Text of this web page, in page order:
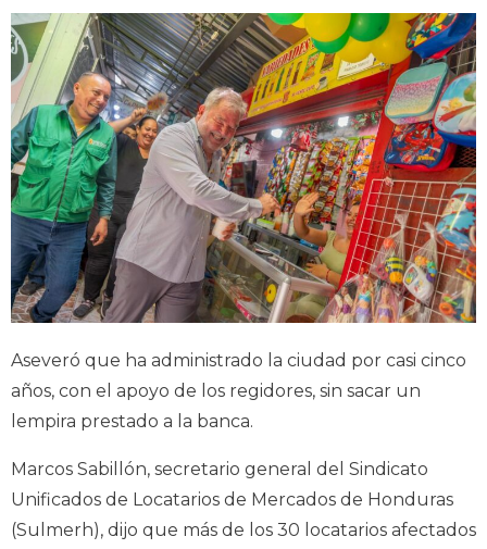
Aseveró que ha administrado la ciudad por casi cinco
años, con el apoyo de los regidores, sin sacar un
lempira prestado a la banca.
Marcos Sabillón, secretario general del Sindicato
Unificados de Locatarios de Mercados de Honduras
(Sulmerh), dijo que más de los 30 locatarios afectados